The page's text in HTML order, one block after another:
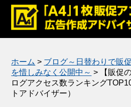
メディア掲
公式ブロ
ホーム > ブログ～日替わりで販
を惜しみなく公開中～ >
【販促
ログアクセス数ランキング
トアドバイザー）